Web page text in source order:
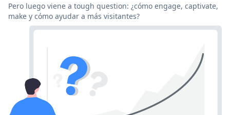
Pero luego viene a tough question: ¿cómo engage, captivate,
make y cómo ayudar a más visitantes?